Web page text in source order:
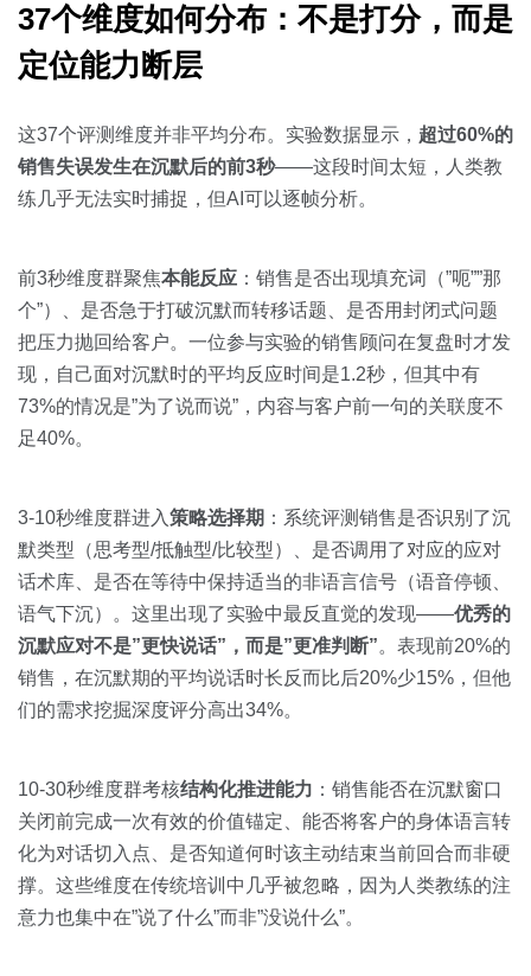
37个维度如何分布：不是打分，而是
定位能力断层
这37个评测维度并非平均分布。实验数据显示， 超过60%的
销售失误发生在沉默后的前3秒——这段时间太短，人类教
练几乎无法实时捕捉，但AI可以逐帧分析。
前3秒维度群聚焦本能反应 ：销售是否出现填充词（”呃””那
个”）、是否急于打破沉默而转移话题、是否用封闭式问题
把压力抛回给客户。一位参与实验的销售顾问在复盘时才发
现，自己面对沉默时的平均反应时间是1.2秒，但其中有
73%的情况是”为了说而说”，内容与客户前一句的关联度不
足40%。
3-10秒维度群进入策略选择期 ：系统评测销售是否识别了沉
默类型（思考型/抵触型/比较型）、是否调用了对应的应对
话术库、是否在等待中保持适当的非语言信号（语音停顿、
语气下沉）。这里出现了实验中最反直觉的发现——优秀的
沉默应对不是”更快说话”，而是”更准判断”。表现前20%的
销售，在沉默期的平均说话时长反而比后20%少15%，但他
们的需求挖掘深度评分高出34%。
10-30秒维度群考核结构化推进能力 ：销售能否在沉默窗口
关闭前完成一次有效的价值锚定、能否将客户的身体语言转
化为对话切入点、是否知道何时该主动结束当前回合而非硬
撑。这些维度在传统培训中几乎被忽略，因为人类教练的注
意力也集中在”说了什么”而非”没说什么”。